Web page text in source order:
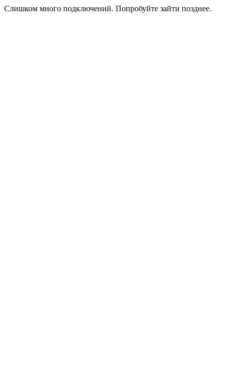
Слишком много подключений. Попробуйте зайти позднее.